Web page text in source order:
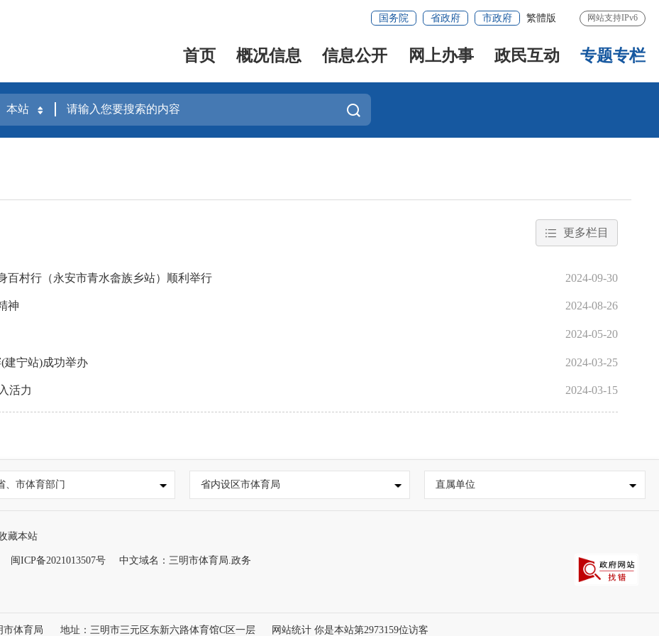
国务院 省政府 市政府 繁體版 网站支持IPv6
首页 概况信息 信息公开 网上办事 政民互动 专题专栏
更多栏目
村行（永安市青水畲族乡站）顺利举行 2024-09-30
神 2024-08-26
2024-05-20
建宁站)成功举办 2024-03-25
活力 2024-03-15
、市体育部门 省内设区市体育局 直属单位
藏本站
闽ICP备2021013507号 中文域名：三明市体育局.政务
市体育局 地址：三明市三元区东新六路体育馆C区一层 网站统计 你是本站第2973159位访客